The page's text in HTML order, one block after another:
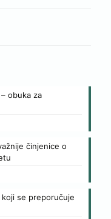
obuka za
činjenice o
se preporučuje